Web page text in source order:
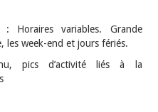
Horaires variables. Grande
les week-end et jours fériés.
pics d’activité liés à la